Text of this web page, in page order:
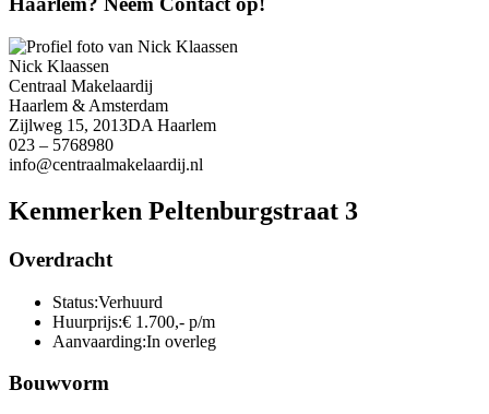
Nick Klaassen
Centraal Makelaardij
Haarlem & Amsterdam
Zijlweg 15, 2013DA Haarlem
023 – 5768980
info@centraalmakelaardij.nl
Kenmerken Peltenburgstraat 3
Overdracht
Status:Verhuurd
Huurprijs:€ 1.700,- p/m
Aanvaarding:In overleg
Bouwvorm